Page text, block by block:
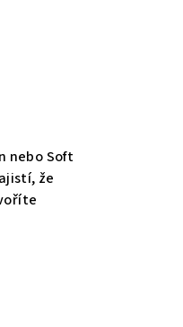
nebo Soft
že